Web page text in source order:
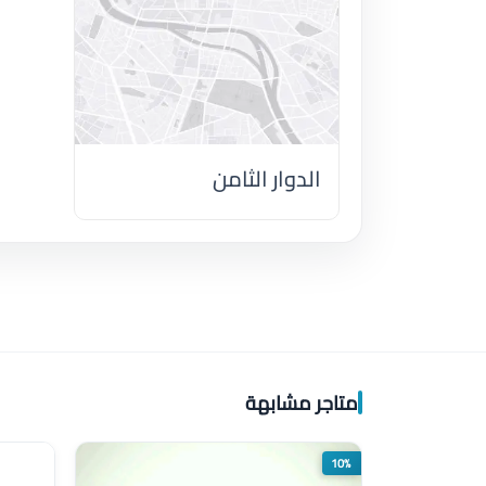
الدوار الثامن
متاجر مشابهة
10%